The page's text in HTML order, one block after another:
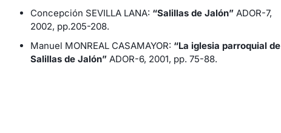
Concepción SEVILLA LANA: “Salillas de Jalón” ADOR-7,
2002, pp.205-208.
Manuel MONREAL CASAMAYOR: “La iglesia parroquial de
Salillas de Jalón” ADOR-6, 2001, pp. 75-88.